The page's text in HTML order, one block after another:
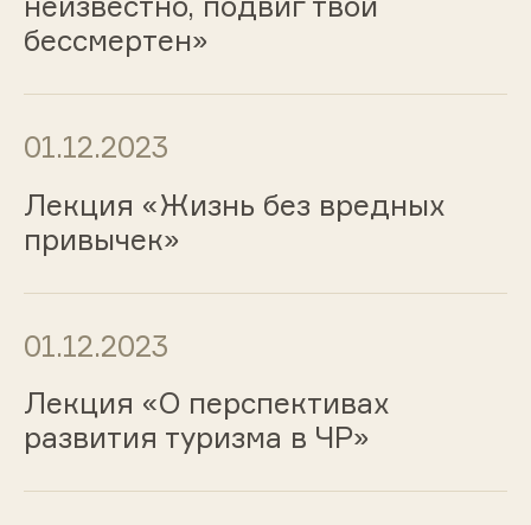
бессмертен»
01.12.2023
Лекция «Жизнь без вредных
привычек»
01.12.2023
Лекция «О перспективах
развития туризма в ЧР»